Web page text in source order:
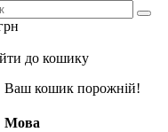
до кошику
Ваш кошик порожній!
Мова